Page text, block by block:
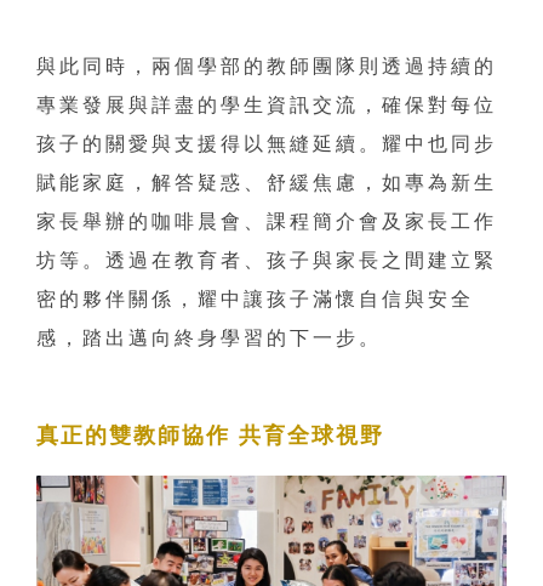
與此同時，兩個學部的教師團隊則透過持續的
專業發展與詳盡的學生資訊交流，確保對每位
孩子的關愛與支援得以無縫延續。耀中也同步
賦能家庭，解答疑惑、舒緩焦慮，如專為新生
家長舉辦的咖啡晨會、課程簡介會及家長工作
坊等。透過在教育者、孩子與家長之間建立緊
密的夥伴關係，耀中讓孩子滿懷自信與安全
感，踏出邁向終身學習的下一步。
真正的雙教師協作 共育全球視野